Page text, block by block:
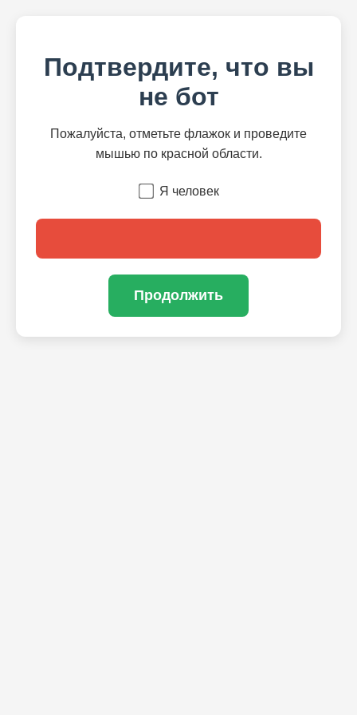
Подтвердите, что вы
не бот
Пожалуйста, отметьте флажок и проведите
мышью по красной области.
Я человек
Продолжить